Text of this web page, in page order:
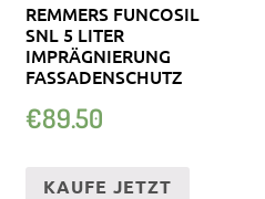
REMMERS FUNCOSIL
SNL 5 LITER
IMPRÄGNIERUNG
FASSADENSCHUTZ
€89.50
KAUFE JETZT